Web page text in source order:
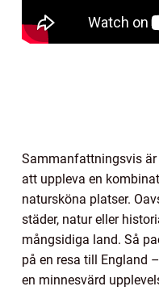
Sammanfattningsvis är
att uppleva en
natursköna platser.
städer, natur eller
mångsidiga land. Så
på en resa till England
en minnesvärd